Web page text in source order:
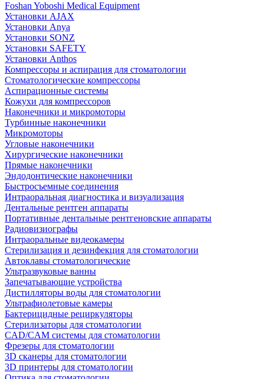
Foshan Yoboshi Medical Equipment
Установки AJAX
Установки Anya
Установки SONZ
Установки SAFETY
Установки Anthos
Компрессоры и аспирация для стоматологии
Стоматологические компрессоры
Аспирационные системы
Кожухи для компрессоров
Наконечники и микромоторы
Турбинные наконечники
Микромоторы
Угловые наконечники
Хирургические наконечники
Прямые наконечники
Эндодонтические наконечники
Быстросъемные соединения
Интраоральная диагностика и визуализация
Дентальные рентген аппараты
Портативные дентальные рентгеновские аппараты
Радиовизиографы
Интраоральные видеокамеры
Стерилизация и дезинфекция для стоматологии
Автоклавы стоматологические
Ультразвуковые ванны
Запечатывающие устройства
Дистилляторы воды для стоматологии
Ультрафиолетовые камеры
Бактерицидные рециркуляторы
Стерилизаторы для стоматологии
CAD/CAM системы для стоматологии
Фрезеры для стоматологии
3D cканеры для стоматологии
3D принтеры для стоматологии